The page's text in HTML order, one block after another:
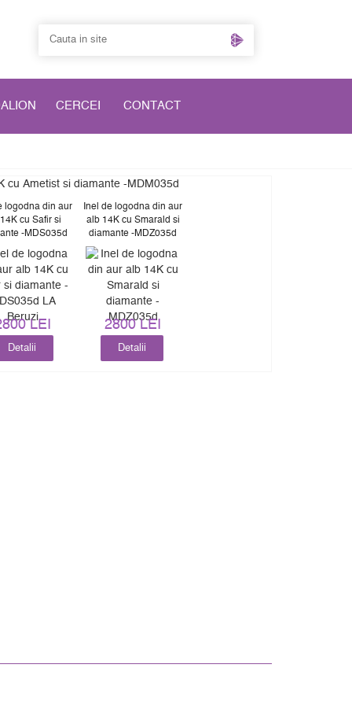
CERCEI CONTACT
logodna din aur
cu Safir si
-MDS035d
LEI
Detalii
Inel de logodna din aur
alb 14K cu Smarald si
diamante -MDZ035d
2800 LEI
Detalii